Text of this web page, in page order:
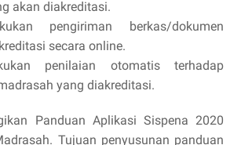
akan diakreditasi.
pengiriman berkas/dokumen
secara online.
penilaian otomatis terhadap
yang diakreditasi.
Panduan Aplikasi Sispena 2020
Tujuan penyusunan panduan